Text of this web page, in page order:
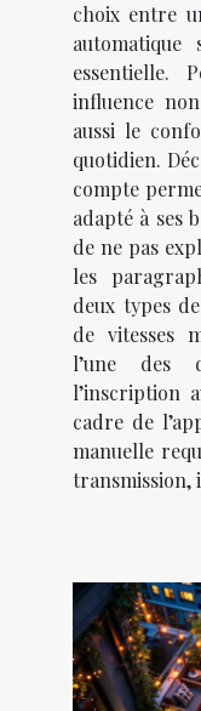
choix entre
automatique
essentielle.
influence
aussi le
quotidien.
compte
adapté à ses
de ne pas
les
deux types
de vitesses
l’une des
l’inscription
cadre de
manuelle
transmission,